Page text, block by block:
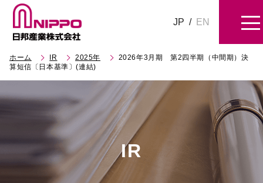
JP / EN
ホーム IR 2025年
2026年3月期 第2四半期（中間期）決
算短信〔日本基準〕(連結)
IR